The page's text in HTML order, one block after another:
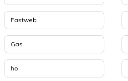
Fastweb
Gas
ho.